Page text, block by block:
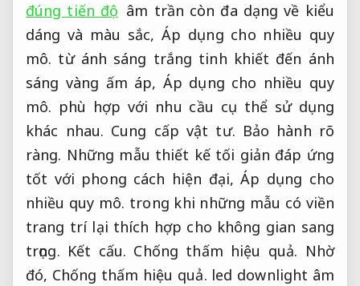
đúng tiến độ âm trần còn đa dạng về kiểu
dáng và màu sắc,Áp dụng cho nhiều quy
mô. từ ánh sáng trắng tinh khiết đến ánh
sáng vàng ấm áp, Áp dụng cho nhiều quy
mô. phù hợp với nhu cầu cụ thể sử dụng
khác nhau. Cung cấp vật tư. Bảo hành rõ
ràng. Những mẫu thiết kế tối giản đáp ứng
tốt với phong cách hiện đại,Áp dụng cho
nhiều quy mô. trong khi những mẫu có viền
trang trí lại thích hợp cho không gian sang
trọng. Kết cấu. Chống thấm hiệu quả. Nhờ
đó, Chống thấm hiệu quả. led downlight âm